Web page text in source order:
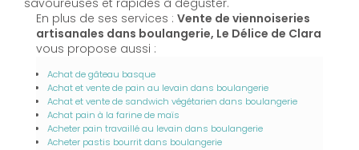
savoureuses et rapides à déguster.
En plus de ses services : Vente de viennoiseries
artisanales dans boulangerie, Le Délice de Clara
vous propose aussi :
Achat de gâteau basque
Achat et vente de pain au levain dans boulangerie
Achat et vente de sandwich végétarien dans boulangerie
Achat pain à la farine de maïs
Acheter pain travaillé au levain dans boulangerie
Acheter pastis bourrit dans boulangerie